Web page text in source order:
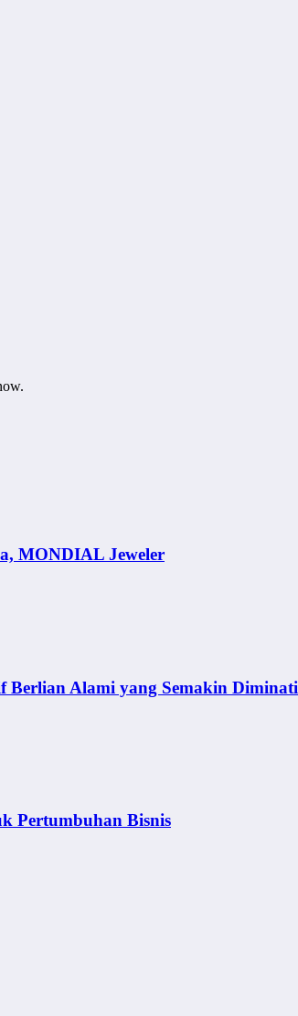
MONDIAL Jeweler
Alami yang Semakin Diminati
Pertumbuhan Bisnis